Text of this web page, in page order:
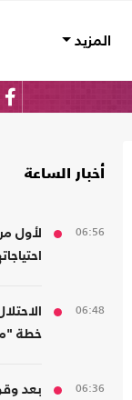
المزيد
أخبار الساعة
06:56
لأول
06:48
خطة
06:36